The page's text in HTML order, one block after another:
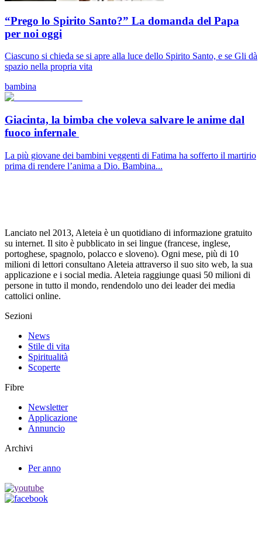
“Prego lo Spirito Santo?” La domanda del Papa
per noi oggi
Ciascuno si chieda se si apre alla luce dello Spirito Santo, e se Gli dà
spazio nella propria vita
bambina
Giacinta, la bimba che voleva salvare le anime dal
fuoco infernale
La più giovane dei bambini veggenti di Fatima ha sofferto il martirio
prima di rendere l’anima a Dio. Bambina...
Lanciato nel 2013, Aleteia è un quotidiano di informazione gratuito
su internet. Il sito è pubblicato in sei lingue (francese, inglese,
portoghese, spagnolo, polacco e sloveno). Ogni mese, più di 10
milioni di lettori consultano Aleteia attraverso il suo sito web, la sua
applicazione e i social media. Aleteia raggiunge quasi 50 milioni di
persone in tutto il mondo, rendendolo uno dei leader dei media
cattolici online.
Sezioni
News
Stile di vita
Spiritualità
Scoperte
Fibre
Newsletter
Applicazione
Annuncio
Archivi
Per anno